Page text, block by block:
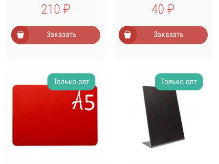
210 ₽
Заказать
40 ₽
Заказать
Только опт Только опт